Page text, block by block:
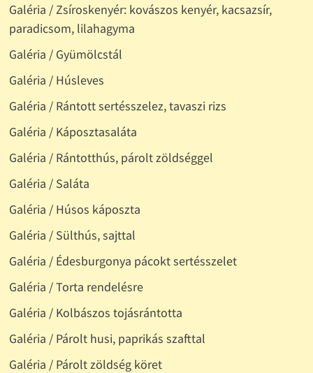
Galéria / Zsíroskenyér: kovászos kenyér, kacsazsír,
paradicsom, lilahagyma
Galéria / Gyümölcstál
Galéria / Húsleves
Galéria / Rántott sertésszelez, tavaszi rizs
Galéria / Káposztasaláta
Galéria / Rántotthús, párolt zöldséggel
Galéria / Saláta
Galéria / Húsos káposzta
Galéria / Sülthús, sajttal
Galéria / Édesburgonya pácokt sertésszelet
Galéria / Torta rendelésre
Galéria / Kolbászos tojásrántotta
Galéria / Párolt husi, paprikás szafttal
Galéria / Párolt zöldség köret